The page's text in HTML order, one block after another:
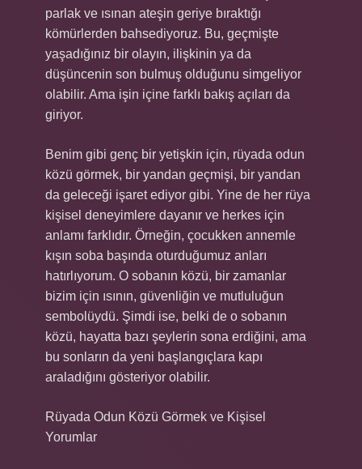
parlak ve ısınan ateşin geriye bıraktığı
kömürlerden bahsediyoruz. Bu, geçmişte
yaşadığınız bir olayın, ilişkinin ya da
düşüncenin son bulmuş olduğunu simgeliyor
olabilir. Ama işin içine farklı bakış açıları da
giriyor.
Benim gibi genç bir yetişkin için, rüyada odun
közü görmek, bir yandan geçmişi, bir yandan
da geleceği işaret ediyor gibi. Yine de her rüya
kişisel deneyimlere dayanır ve herkes için
anlamı farklıdır. Örneğin, çocukken annemle
kışın soba başında oturduğumuz anları
hatırlıyorum. O sobanın közü, bir zamanlar
bizim için ısının, güvenliğin ve mutluluğun
sembolüydü. Şimdi ise, belki de o sobanın
közü, hayatta bazı şeylerin sona erdiğini, ama
bu sonların da yeni başlangıçlara kapı
araladığını gösteriyor olabilir.
Rüyada Odun Közü Görmek ve Kişisel
Yorumlar